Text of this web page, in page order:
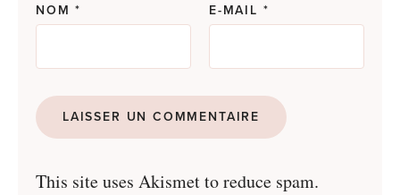
NOM* E-MAIL *
This site uses Akismet to reduce spam.